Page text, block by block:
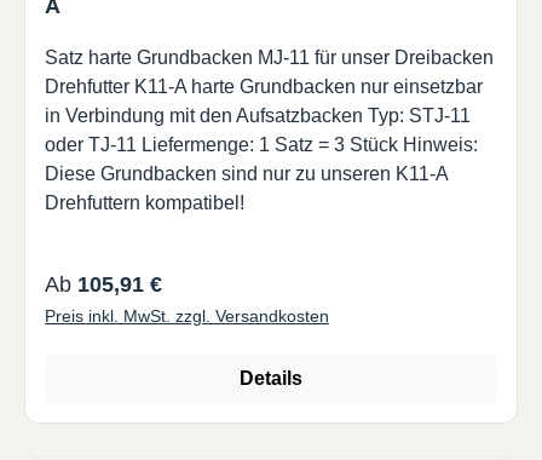
A
Satz harte Grundbacken MJ-11 für unser Dreibacken
Drehfutter K11-A harte Grundbacken nur einsetzbar
in Verbindung mit den Aufsatzbacken Typ: STJ-11
oder TJ-11 Liefermenge: 1 Satz = 3 Stück Hinweis:
Diese Grundbacken sind nur zu unseren K11-A
Drehfuttern kompatibel!
Regulärer Preis:
Ab 105,91 €
Preis inkl. MwSt. zzgl. Versandkosten
Details